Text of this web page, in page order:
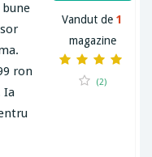
ron
Ia
Vandut de1
magazine
(2)